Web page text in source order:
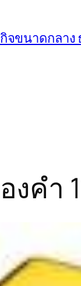
จขนาดกลา
งคำ